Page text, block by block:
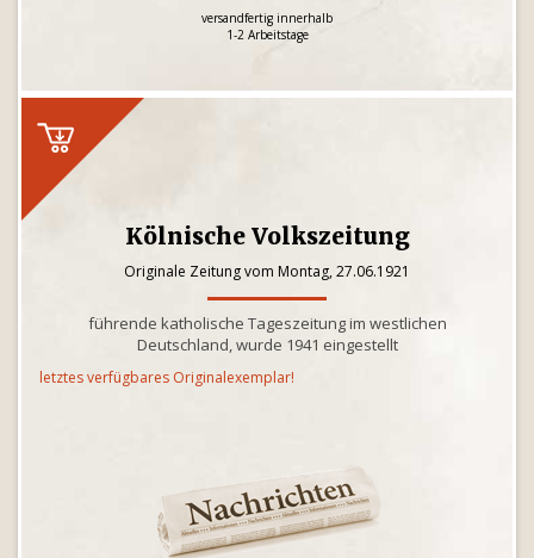
versandfertig innerhalb
1-2 Arbeitstage
Kölnische Volkszeitung
Originale Zeitung vom Montag, 27.06.1921
führende katholische Tageszeitung im westlichen
Deutschland, wurde 1941 eingestellt
letztes verfügbares Originalexemplar!